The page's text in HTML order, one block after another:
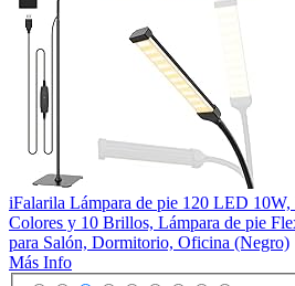
iFalarila Lámpara de pie 120 LED 10W,
Colores y 10 Brillos, Lámpara de pie
para Salón, Dormitorio, Oficina (Negro)
Más Info